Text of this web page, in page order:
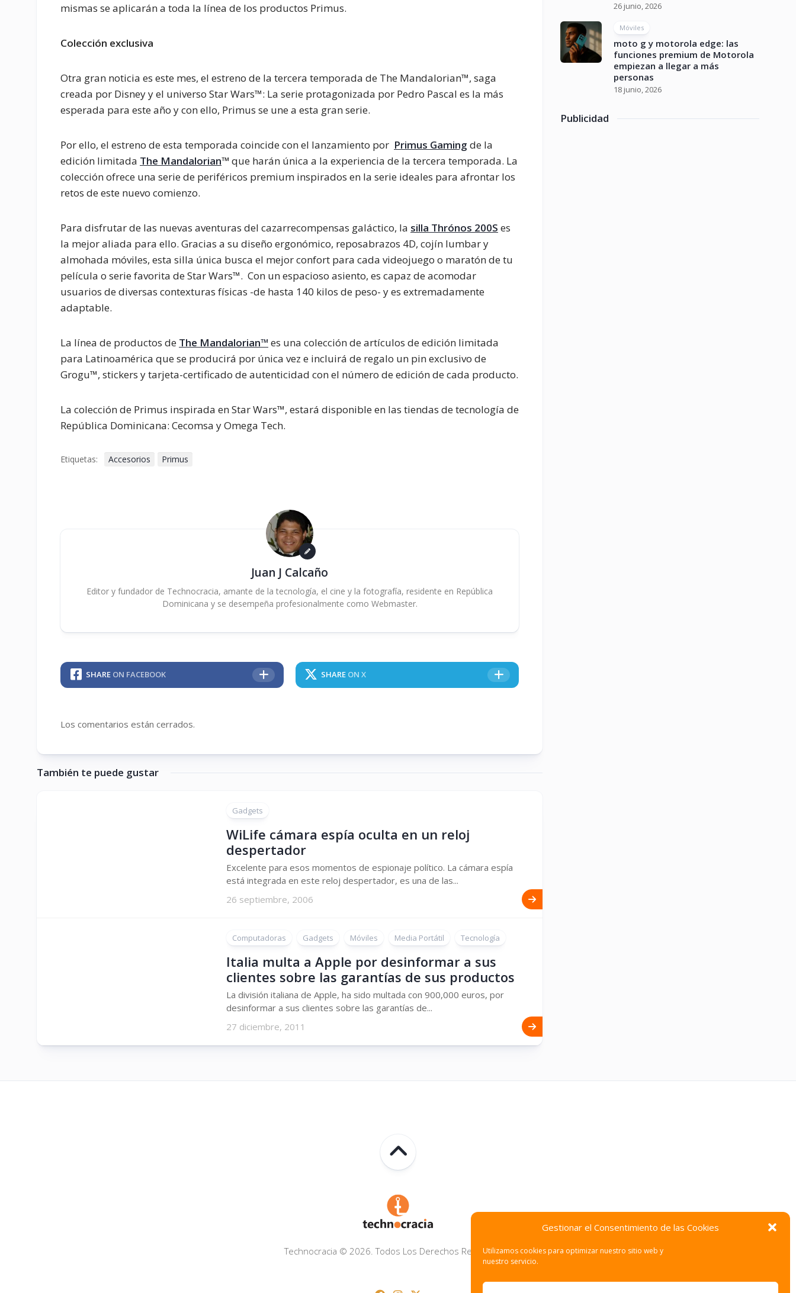
Gestionar el Consentimiento de las Cookies
Utilizamos cookies para optimizar nuestro sitio web y
nuestro servicio.
mismas se aplicarán a toda la línea de los productos Primus.
Colección exclusiva
Otra gran noticia es este mes, el estreno de la tercera temporada de The Mandalorian™, saga
creada por Disney y el universo Star Wars™: La serie protagonizada por Pedro Pascal es la más
esperada para este año y con ello, Primus se une a esta gran serie.
Por ello, el estreno de esta temporada coincide con el lanzamiento por Primus Gaming de la
edición limitada The Mandalorian™ que harán única a la experiencia de la tercera temporada. La
colección ofrece una serie de periféricos premium inspirados en la serie ideales para afrontar los
retos de este nuevo comienzo.
Para disfrutar de las nuevas aventuras del cazarrecompensas galáctico, la silla Thrónos 200S es
la mejor aliada para ello. Gracias a su diseño ergonómico, reposabrazos 4D, cojín lumbar y
almohada móviles, esta silla única busca el mejor confort para cada videojuego o maratón de tu
película o serie favorita de Star Wars™. Con un espacioso asiento, es capaz de acomodar
usuarios de diversas contexturas físicas -de hasta 140 kilos de peso- y es extremadamente
adaptable.
La línea de productos de The Mandalorian™ es una colección de artículos de edición limitada
para Latinoamérica que se producirá por única vez e incluirá de regalo un pin exclusivo de
Grogu™, stickers y tarjeta-certificado de autenticidad con el número de edición de cada producto.
La colección de Primus inspirada en Star Wars™, estará disponible en las tiendas de tecnología de
República Dominicana: Cecomsa y Omega Tech.
Etiquetas: Accesorios Primus
Juan J Calcaño
Editor y fundador de Technocracia, amante de la tecnología, el cine y la fotografía, residente en República
Dominicana y se desempeña profesionalmente como Webmaster.
SHARE ON FACEBOOK SHARE ON X
Los comentarios están cerrados.
También te puede gustar
Gadgets
WiLife cámara espía oculta en un reloj
despertador
Excelente para esos momentos de espionaje político. La cámara espía
está integrada en este reloj despertador, es una de las...
26 septiembre, 2006
Computadoras Gadgets Móviles Media Portátil Tecnología
Italia multa a Apple por desinformar a sus
clientes sobre las garantías de sus productos
La división italiana de Apple, ha sido multada con 900,000 euros, por
desinformar a sus clientes sobre las garantías de...
27 diciembre, 2011
26 junio, 2026
Móviles
moto g y motorola edge: las
funciones premium de Motorola
empiezan a llegar a más
personas
18 junio, 2026
Publicidad
Technocracia © 2026. Todos Los Derechos Reservados.